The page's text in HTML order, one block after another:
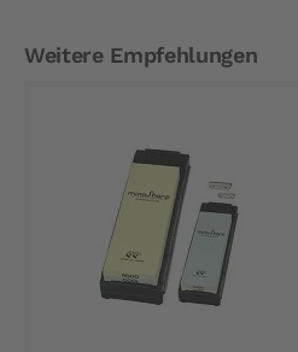
Weitere Empfehlungen